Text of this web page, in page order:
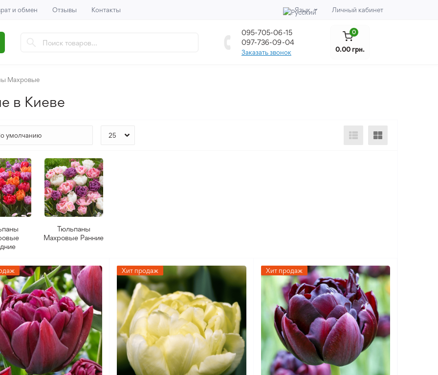
и обмен Отзывы Контакты Язык Личный кабинет
095-705-06-15
097-736-09-04
Заказать звонок
0
0.00 грн.
Махровые
в Киеве
Тюльпаны
Махровые Ранние
Хит продаж Хит продаж